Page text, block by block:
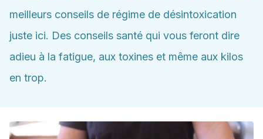
meilleurs conseils de régime de désintoxication
juste ici. Des conseils santé qui vous feront dire
adieu à la fatigue, aux toxines et même aux kilos
en trop.